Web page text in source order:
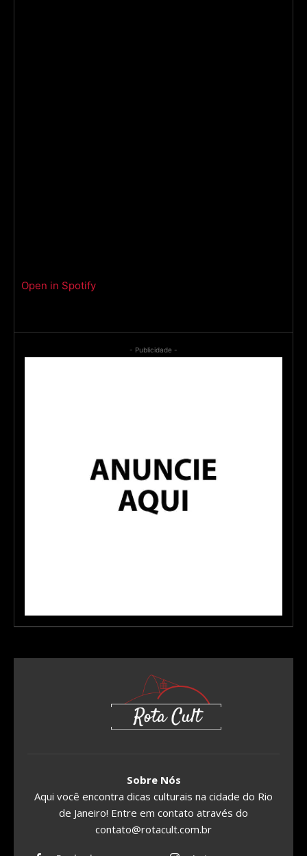
Open in Spotify
- Publicidade -
Sobre Nós
Aqui você encontra dicas culturais na cidade do Rio
de Janeiro! Entre em contato através do
contato@rotacult.com.br